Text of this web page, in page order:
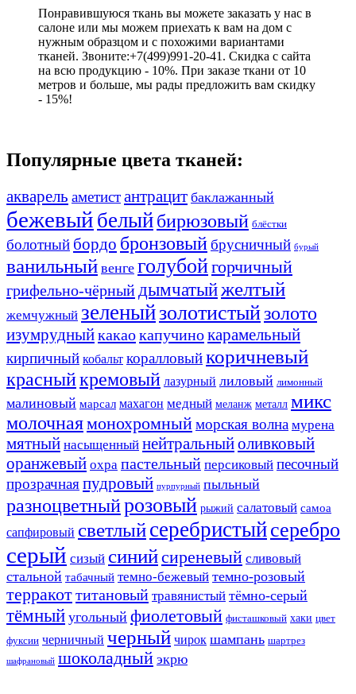
Понравившуюся ткань вы можете заказать у нас в
салоне или мы можем приехать к вам на дом с
нужным образцом и с похожими вариантами
тканей. Звоните:+7(499)991-20-41. Скидка с сайта
на всю продукцию - 10%. При заказе ткани от 10
метров и больше, мы рады предложить вам скидку
- 15%!
Популярные цвета тканей:
акварель аметистантрацит баклажанный
бежевый белыйбирюзовый блёстки
болотный бордо бронзовыйбрусничный бурый
ванильный венге голубойгорчичный
грифельно-чёрный дымчатыйжелтый
жемчужный зеленыйзолотистыйзолото
изумрудныйкакаокапучинокарамельный
кирпичный кобальт коралловыйкоричневый
красныйкремовый лазурный лиловый лимонный
малиновый марсал махагон медный меланж металл микс
молочнаямонохромныйморская волна мурена
мятный насыщенный нейтральныйоливковый
оранжевый охра пастельный персиковый песочный
прозрачнаяпудровый пурпурный пыльный
разноцветныйрозовый рыжий салатовый самоа
сапфировый светлыйсеребристыйсеребро
серый сизый синийсиреневый сливовый
стальной табачный темно-бежевый темно-розовый
терракоттитановый травянистый тёмно-серый
тёмный угольный фиолетовый фисташковый хаки цвет
фуксии черничный черный чирок шампань шартрез
шафрановый шоколадный экрю